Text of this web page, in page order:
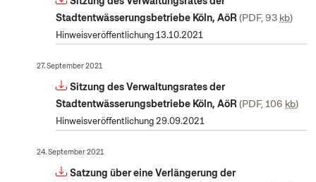
Stadtentwässerungsbetriebe Köln, AöR PDF, 93 kb
Hinweisveröffentlichung 13.10.2021
27. September 2021
Sitzung des Verwaltungsrates der
Stadtentwässerungsbetriebe Köln, AöR PDF, 106 kb
Hinweisveröffentlichung 29.09.2021
24. September 2021
Satzung über eine Verlängerung der